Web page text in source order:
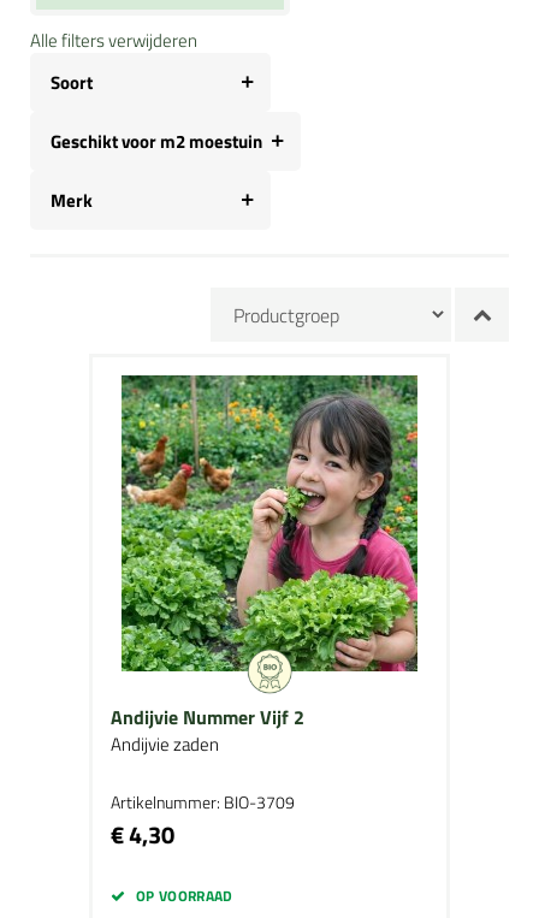
Alle filters verwijderen
Soort
Geschikt voor m2 moestuin
Merk
Andijvie Nummer Vijf 2
Andijvie zaden
Artikelnummer: BIO-3709
€ 4,30
OP VOORRAAD